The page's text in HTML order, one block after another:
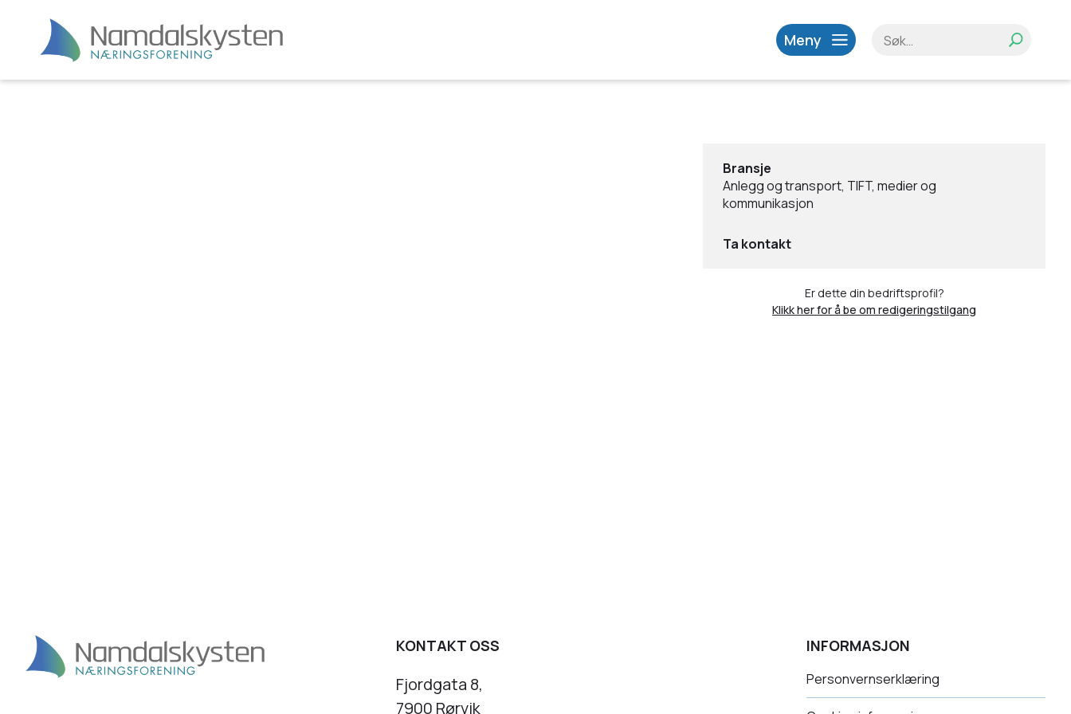
Meny
Bransje
Anlegg og transport, TIFT, medier og
kommunikasjon
Ta kontakt
Er dette din bedriftsprofil?
Klikk her for å be om redigeringstilgang
KONTAKT OSS
Fjordgata 8,
7900 Rørvik
INFORMASJON
Personvernserklæring